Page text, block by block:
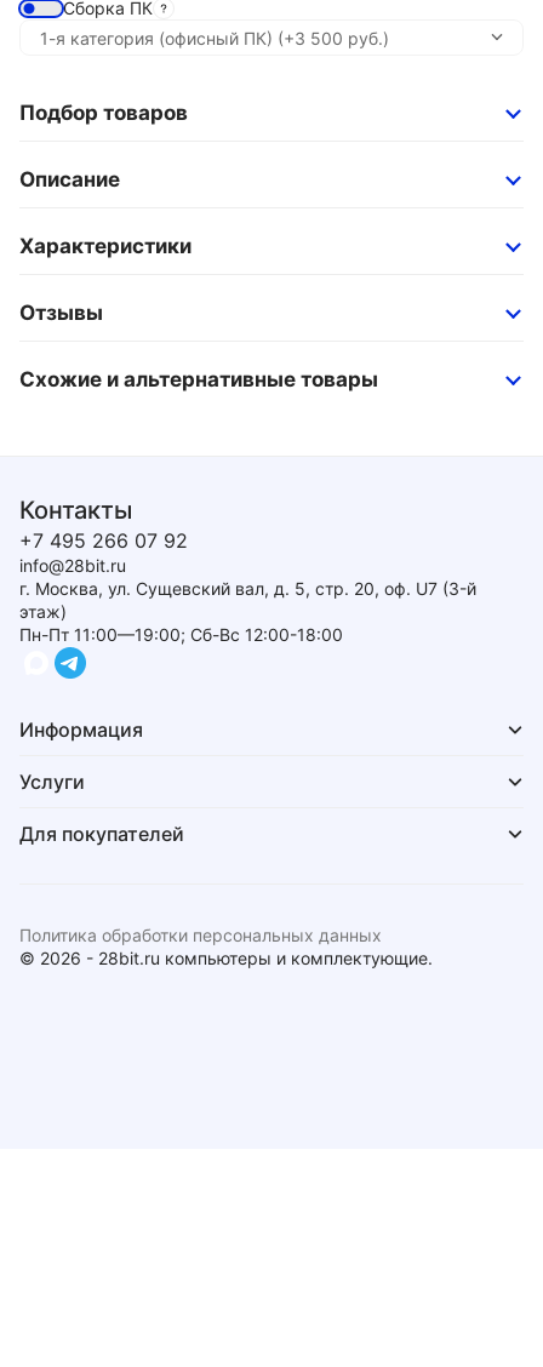
Сборка ПК
Подбор товаров
Описание
Характеристики
Отзывы
Схожие и альтернативные товары
Контакты
+7 495 266 07 92
info@28bit.ru
г. Москва, ул. Сущевский вал, д. 5, стр. 20, оф. U7 (3-й
этаж)
Пн-Пт 11:00—19:00; Сб-Вс 12:00-18:00
Информация
Услуги
Для покупателей
© 2026 - 28bit.ru компьютеры и комплектующие.
Политика обработки персональных данных